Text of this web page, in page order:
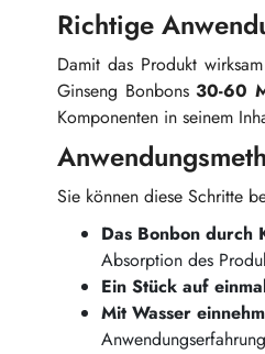
Richtige
Damit das Produkt
Ginseng Bonbons30-60
Komponenten in seinem
Sie können diese Schritte
Das Bonbon durch
Absorption des
Ein Stück auf
Mit Wasser